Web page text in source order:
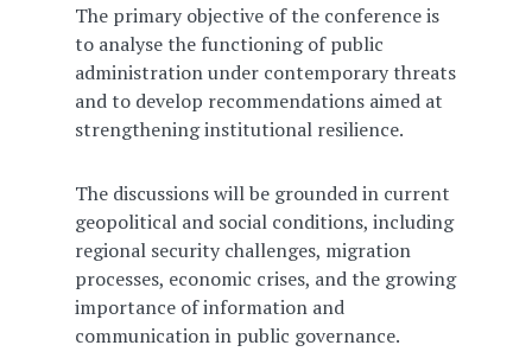
The primary objective of the conference is
to analyse the functioning of public
administration under contemporary threats
and to develop recommendations aimed at
strengthening institutional resilience.
The discussions will be grounded in current
geopolitical and social conditions, including
regional security challenges, migration
processes, economic crises, and the growing
importance of information and
communication in public governance.